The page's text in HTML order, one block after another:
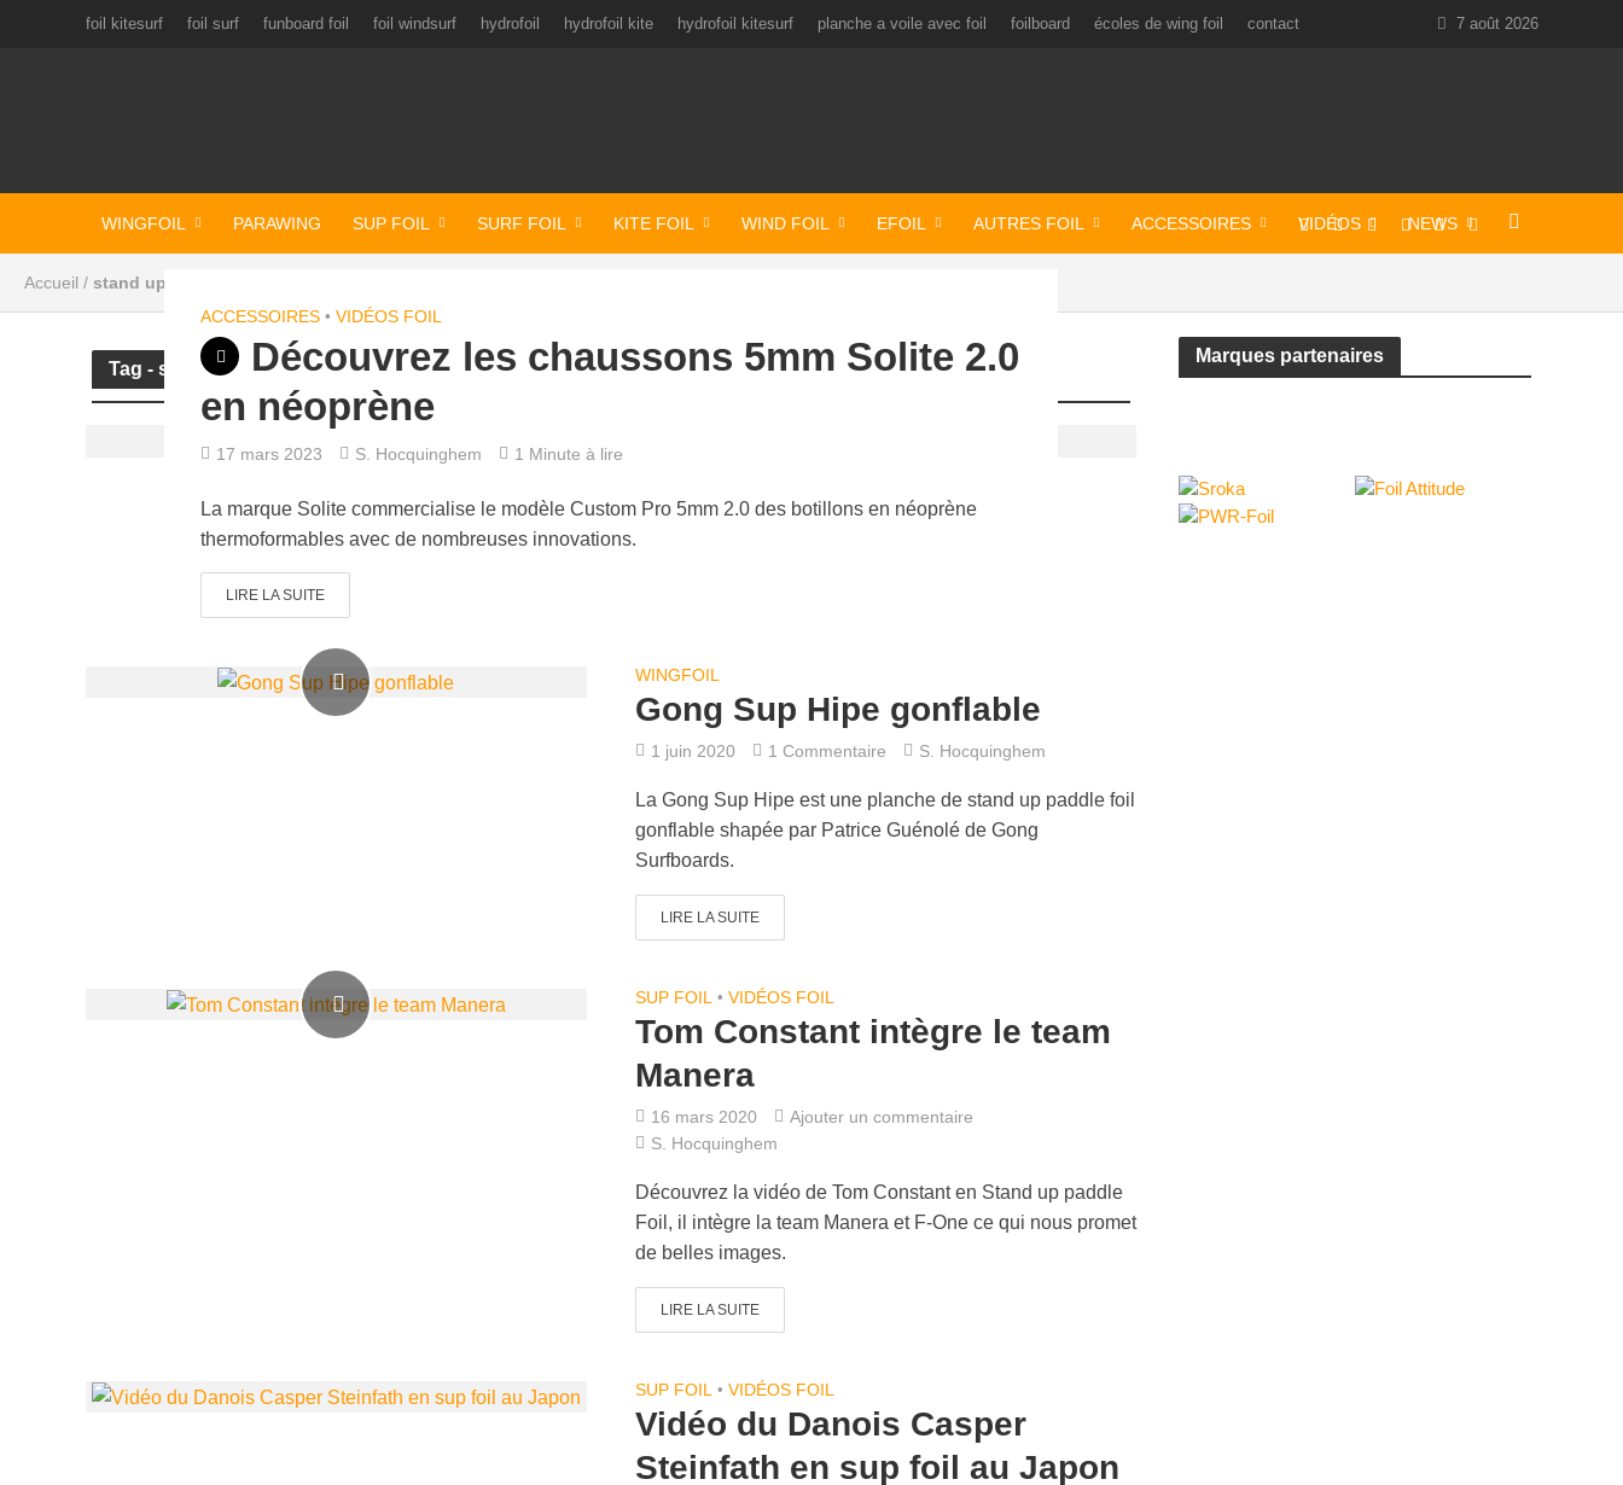
foil kitesurf foil surf funboard foil foil windsurf hydrofoil hydrofoil kite hydrofoil kitesurf planche a voile avec foil foilboard écoles de wing foil contact 7 août 2026
WINGFOIL PARAWING SUP FOIL SURF FOIL KITE FOIL WIND FOIL EFOIL AUTRES FOIL ACCESSOIRES VIDÉOS NEWS
Accueil / stand up paddle
Tag - stand up paddle
ACCESSOIRES • VIDÉOS FOIL
Découvrez les chaussons 5mm Solite 2.0
en néoprène
17 mars 2023 S. Hocquinghem 1 Minute à lire
La marque Solite commercialise le modèle Custom Pro 5mm 2.0 des botillons en néoprène
thermoformables avec de nombreuses innovations.
LIRE LA SUITE
WINGFOIL
Gong Sup Hipe gonflable
1 juin 2020 1 Commentaire S. Hocquinghem
La Gong Sup Hipe est une planche de stand up paddle foil
gonflable shapée par Patrice Guénolé de Gong
Surfboards.
LIRE LA SUITE
SUP FOIL • VIDÉOS FOIL
Tom Constant intègre le team
Manera
16 mars 2020
Ajouter un commentaire
S. Hocquinghem
Découvrez la vidéo de Tom Constant en Stand up paddle
Foil, il intègre la team Manera et F-One ce qui nous promet
de belles images.
LIRE LA SUITE
SUP FOIL • VIDÉOS FOIL
Vidéo du Danois Casper
Steinfath en sup foil au Japon
Marques partenaires